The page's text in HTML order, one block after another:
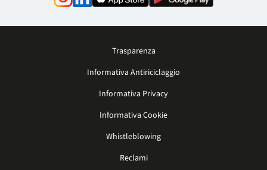
Trasparenza
Informativa Antiriciclaggio
Informativa Privacy
Informativa Cookie
Whistleblowing
Reclami